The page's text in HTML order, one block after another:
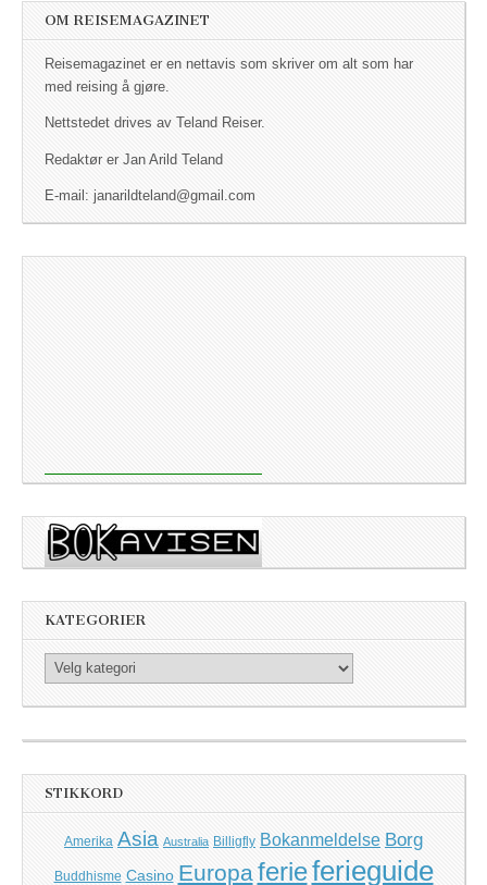
OM REISEMAGAZINET
Reisemagazinet er en nettavis som skriver om alt som har
med reising å gjøre.
Nettstedet drives av Teland Reiser.
Redaktør er Jan Arild Teland
E-mail: janarildteland@gmail.com
KATEGORIER
Kategorier
STIKKORD
Amerika Asia Australia Billigfly Bokanmeldelse Borg
Buddhisme Casino Europaferieferieguide